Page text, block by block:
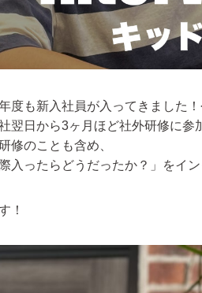
度も新入社員が入ってきました
翌日から3ヶ月ほど社外研修に参
修のことも含め、
入ったらどうだったか？」をイ
！